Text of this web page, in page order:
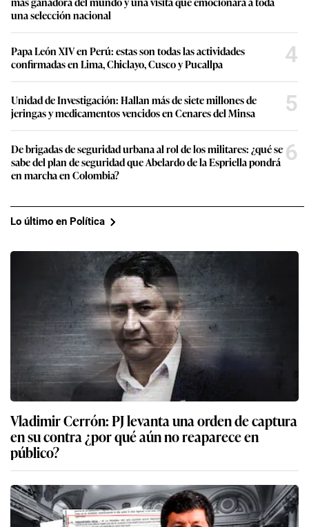
una selección nacional
Papa León XIV en Perú: estas son todas las actividades
confirmadas en Lima, Chiclayo, Cusco y Pucallpa
4
Unidad de Investigación: Hallan más de siete millones de
jeringas y medicamentos vencidos en Cenares del Minsa
5
De brigadas de seguridad urbana al rol de los militares: ¿qué se
sabe del plan de seguridad que Abelardo de la Espriella pondrá
en marcha en Colombia?
6
Lo último en Política
Vladimir Cerrón: PJ levanta una orden de captura
en su contra ¿por qué aún no reaparece en
público?